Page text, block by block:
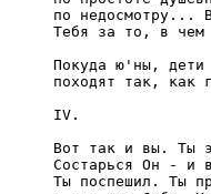
по недосмотpy...
Тебя за то, в чем
Покyда ю'ны, дети
походят так, как
     IV.
Вот так и вы. Ты
Состаpься Он - и
Ты поспешил. Ты